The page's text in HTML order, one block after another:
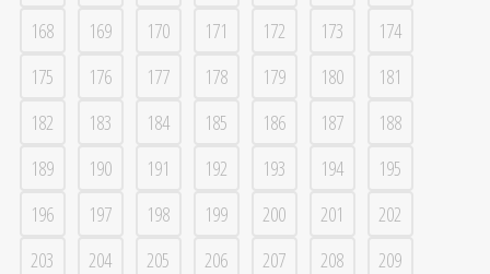
168
169 170 171 172 173
174
175
176 177 178 179 180
181
182
183 184 185 186 187
188
189
190 191 192 193 194
195
196
197 198 199 200 201
202
203
204 205 206 207 208
209